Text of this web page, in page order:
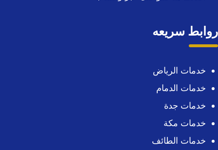
روابط سريعه
خدمات الرياض
خدمات الدمام
خدمات جدة
خدمات مكة
خدمات الطائف